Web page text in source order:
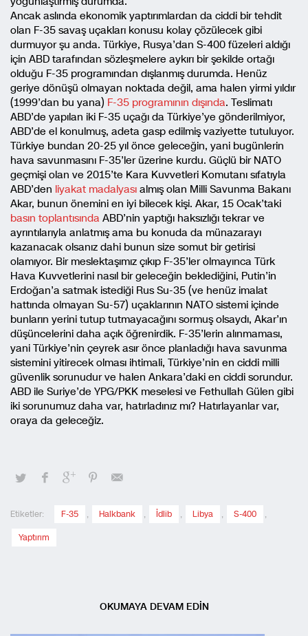
Ancak aslında ekonomik yaptırımlardan da ciddi bir tehdit
olan F-35 savaş uçakları konusu kolay çözülecek gibi
durmuyor şu anda. Türkiye, Rusya’dan S-400 füzeleri aldığı
için ABD tarafından sözleşmelere aykırı bir şekilde ortağı
olduğu F-35 programından dışlanmış durumda. Henüz
geriye dönüşü olmayan noktada değil, ama halen yirmi yıldır
(1999’dan bu yana) F-35 programının dışında. Teslimatı
ABD’de yapılan iki F-35 uçağı da Türkiye’ye gönderilmiyor,
ABD’de el konulmuş, adeta gasp edilmiş vaziyette tutuluyor.
Türkiye bundan 20-25 yıl önce geleceğin, yani bugünlerin
hava savunmasını F-35’ler üzerine kurdu. Güçlü bir NATO
geçmişi olan ve 2015’te Kara Kuvvetleri Komutanı sıfatıyla
ABD’den liyakat madalyası almış olan Milli Savunma Bakanı
Akar, bunun önemini en iyi bilecek kişi. Akar, 15 Ocak’taki
basın toplantısında ABD’nin yaptığı haksızlığı tekrar ve
ayrıntılarıyla anlatmış ama bu konuda da münazarayı
kazanacak olsanız dahi bunun size somut bir getirisi
olamıyor. Bir meslektaşımız çıkıp F-35’ler olmayınca Türk
Hava Kuvvetlerini nasıl bir geleceğin beklediğini, Putin’in
Erdoğan’a satmak istediği Rus Su-35 (ve henüz imalat
hattında olmayan Su-57) uçaklarının NATO sistemi içinde
bunların yerini tutup tutmayacağını sormuş olsaydı, Akar’ın
düşüncelerini daha açık öğrenirdik. F-35’lerin alınmaması,
yani Türkiye’nin çeyrek asır önce planladığı hava savunma
sistemini yitirecek olması ihtimali, Türkiye’nin en ciddi milli
güvenlik sorunudur ve halen Ankara’daki en ciddi sorundur.
ABD ile Suriye’de YPG/PKK meselesi ve Fethullah Gülen gibi
iki sorunumuz daha var, hatırladınız mı? Hatırlayanlar var,
oraya da geleceğiz.
Etiketler: F-35 , Halkbank , İdlib , Libya , S-400 ,
Yaptırım
OKUMAYA DEVAM EDİN